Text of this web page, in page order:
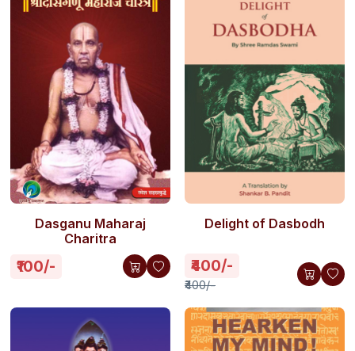
Dasganu Maharaj
Charitra
₹100/-
Delight of Dasbodh
₹400/-
₹400/-